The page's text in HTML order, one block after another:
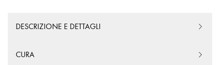
DESCRIZIONE E DETTAGLI
CURA